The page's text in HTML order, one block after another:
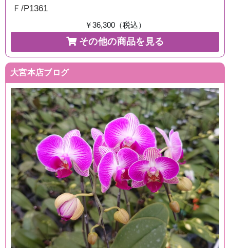
Ｆ/P1361
￥36,300（税込）
その他の商品を見る
大宮本店ブログ